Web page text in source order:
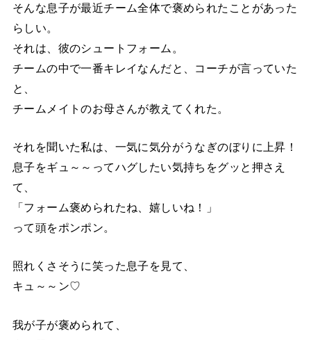
そんな息子が最近チーム全体で褒められたことがあった
らしい。
それは、彼のシュートフォーム。
チームの中で一番キレイなんだと、コーチが言っていた
と、
チームメイトのお母さんが教えてくれた。
それを聞いた私は、一気に気分がうなぎのぼりに上昇！
息子をギュ～～ってハグしたい気持ちをグッと押さえ
て、
「フォーム褒められたね、嬉しいね！」
って頭をポンポン。
照れくさそうに笑った息子を見て、
キュ～～ン♡
我が子が褒められて、